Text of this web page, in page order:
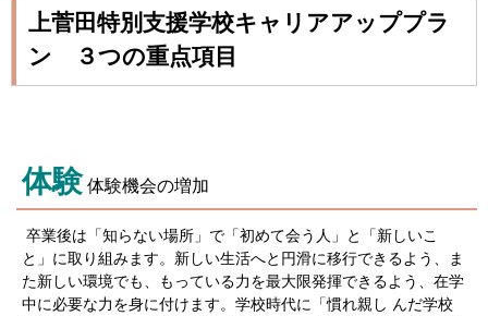
上菅田特別支援学校キャリアアッププラ
ン ３つの重点項目
体験 体験機会の増加
卒業後は「知らない場所」で「初めて会う人」と「新しいこ
と」に取り組みます。新しい生活へと円滑に移行できるよう、ま
た新しい環境でも、もっている力を最大限発揮できるよう、在学
中に必要な力を身に付けます。学校時代に「慣れ親し んだ学校